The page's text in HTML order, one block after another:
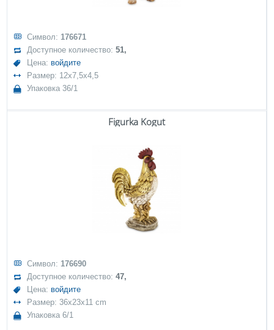
Символ: 176671
Доступное количество:51,
Цена: войдите
Размер: 12x7,5x4,5
Упаковка 36/1
Figurka Kogut
Символ: 176690
Доступное количество:47,
Цена: войдите
Размер: 36x23x11 cm
Упаковка 6/1